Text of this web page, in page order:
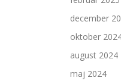
december
oktober
august 2024
maj 2024